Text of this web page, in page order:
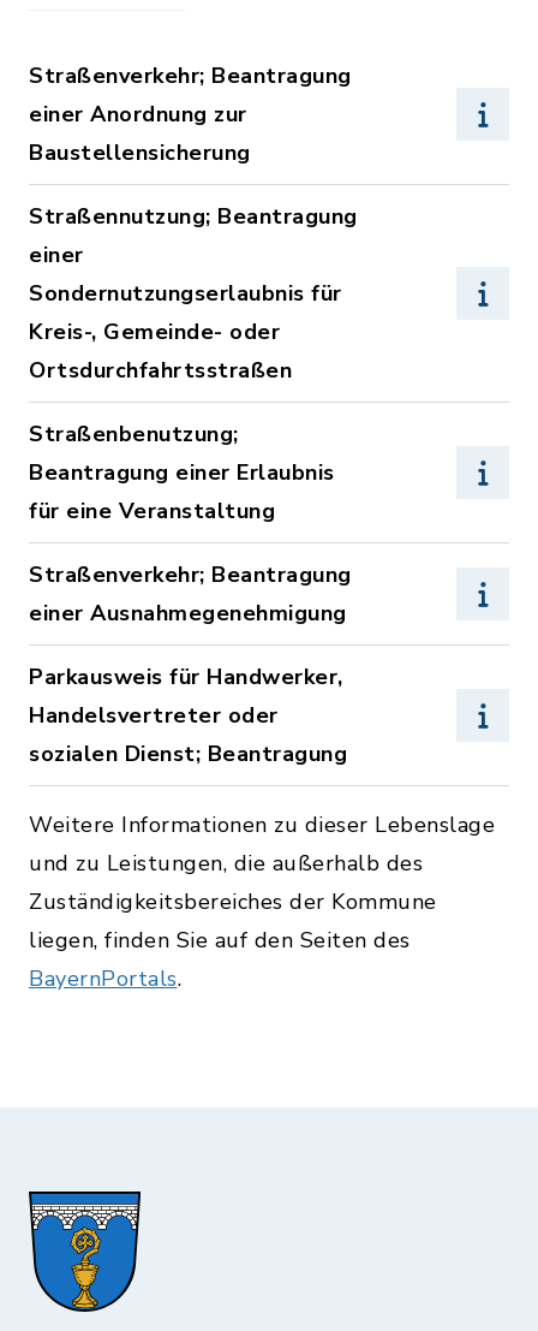
Straßenverkehr; Beantragung
einer Anordnung zur
Baustellensicherung
Straßennutzung; Beantragung
einer
Sondernutzungserlaubnis für
Kreis-, Gemeinde- oder
Ortsdurchfahrtsstraßen
Straßenbenutzung;
Beantragung einer Erlaubnis
für eine Veranstaltung
Straßenverkehr; Beantragung
einer Ausnahmegenehmigung
Parkausweis für Handwerker,
Handelsvertreter oder
sozialen Dienst; Beantragung
Weitere Informationen zu dieser Lebenslage
und zu Leistungen, die außerhalb des
Zuständigkeitsbereiches der Kommune
liegen, finden Sie auf den Seiten des
BayernPortals.